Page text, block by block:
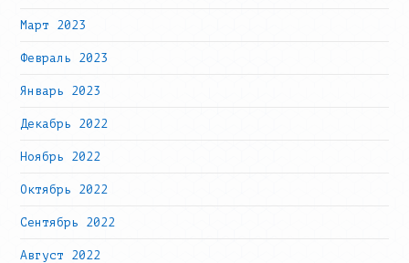
Март 2023
Февраль 2023
Январь 2023
Декабрь 2022
Ноябрь 2022
Октябрь 2022
Сентябрь 2022
Август 2022